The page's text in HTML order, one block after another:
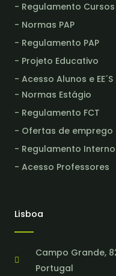
- Regulamento
- Normas PAP
- Regulamento PAP
- Projeto Educativo
- Acesso Alunos e EE´S
- Normas Estágio
- Regulamento FCT
- Ofertas de emprego
- Regulamento Interno
- Acesso Professores
Lisboa
Campo Grande,
Portugal